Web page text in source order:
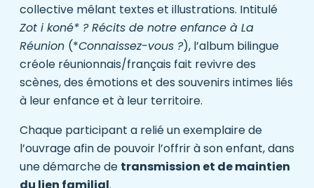
collective mêlant textes et illustrations. Intitulé
Zot i koné* ?Récits de notre enfance à La
Réunion (*Connaissez-vous ?), l’album bilingue
créole réunionnais/français fait revivre des
scènes, des émotions et des souvenirs intimes liés
à leur enfance et à leur territoire.
Chaque participant a relié un exemplaire de
l’ouvrage afin de pouvoir l’offrir à son enfant, dans
une démarche de transmission et de maintien
du lien familial.